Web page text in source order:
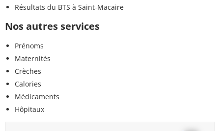
Résultats du BTS à Saint-Macaire
Nos autres services
Prénoms
Maternités
Crèches
Calories
Médicaments
Hôpitaux